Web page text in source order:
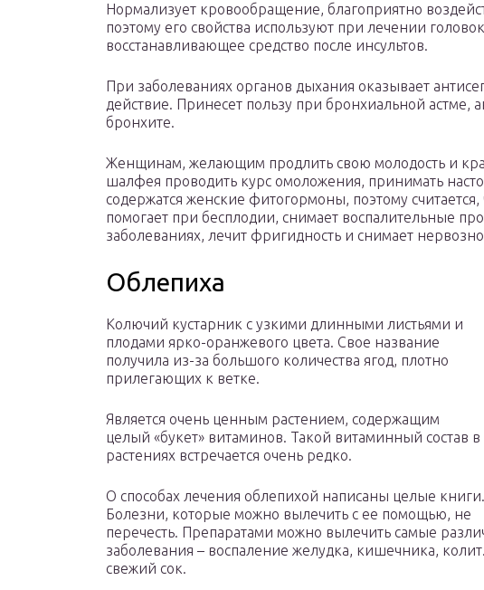
Нормализует кровообращение, благоприятно
поэтому его свойства используют при лечении
восстанавливающее средство после инсультов.
При заболеваниях органов дыхания оказывает
действие. Принесет пользу при бронхиальной астме,
бронхите.
Женщинам, желающим продлить свою молодость и
шалфея проводить курс омоложения, принимать
содержатся женские фитогормоны, поэтому считается,
помогает при бесплодии, снимает воспалительные
заболеваниях, лечит фригидность и снимает
Облепиха
Колючий кустарник с узкими длинными листьями и
плодами ярко-оранжевого цвета. Свое название
получила из-за большого количества ягод, плотно
прилегающих к ветке.
Является очень ценным растением, содержащим
целый «букет» витаминов. Такой витаминный состав в
растениях встречается очень редко.
О способах лечения облепихой написаны целые книги.
Болезни, которые можно вылечить с ее помощью, не
перечесть. Препаратами можно вылечить самые
заболевания – воспаление желудка, кишечника,
свежий сок.